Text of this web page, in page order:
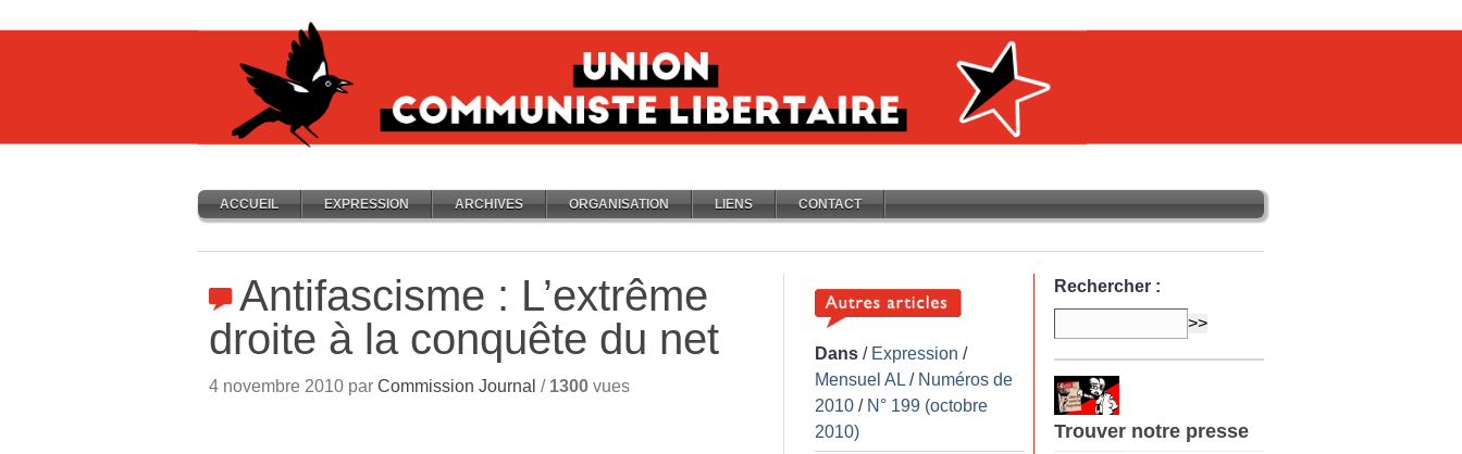
ACCUEIL EXPRESSION ARCHIVES ORGANISATION LIENS CONTACT
Antifascisme : L’extrême
droite à la conquête du net
4 novembre 2010 par Commission Journal / 1300 vues
Dans / Expression /
Mensuel AL / Numéros de
2010 / N° 199 (octobre
2010)
Rechercher :
Trouver notre presse